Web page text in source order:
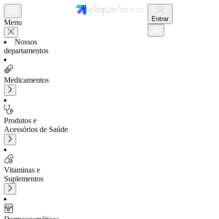
Menu
Nossos
departamentos
Medicamentos
Produtos e
Acessórios de Saúde
Vitaminas e
Suplementos
Entrar